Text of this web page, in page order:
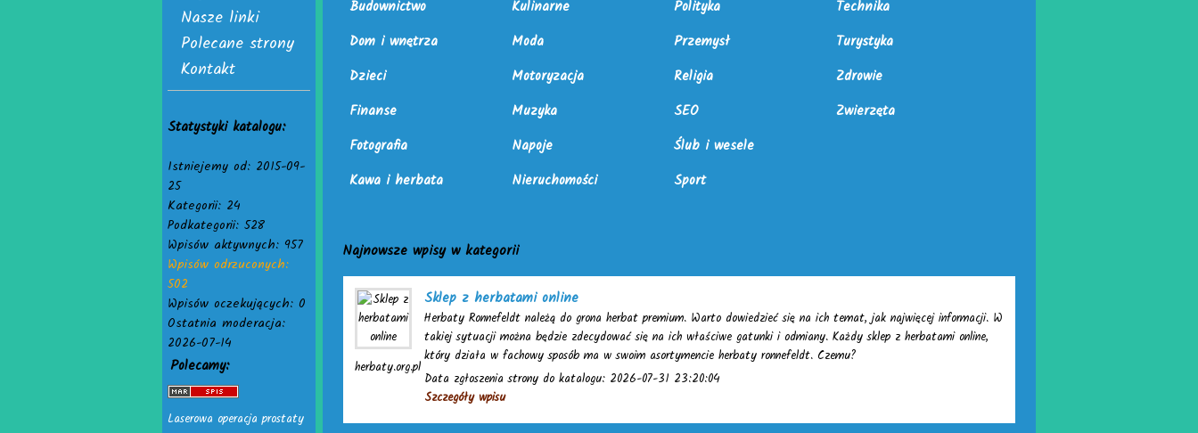
Nasze linki
Polecane strony
Kontakt
Statystyki katalogu:
Istniejemy od: 2015-09-
25
Kategorii: 24
Podkategorii: 528
Wpisów aktywnych: 957
Wpisów odrzuconych:
502
Wpisów oczekujących: 0
Ostatnia moderacja:
2026-07-14
Polecamy:
Laserowa operacja prostaty
Budownictwo
Dom i wnętrza
Dzieci
Finanse
Fotografia
Kawa i herbata
Kulinarne
Moda
Motoryzacja
Muzyka
Napoje
Nieruchomości
Polityka
Przemysł
Religia
SEO
Ślub i wesele
Sport
Technika
Turystyka
Zdrowie
Zwierzęta
Najnowsze wpisy w kategorii
herbaty.org.pl
Sklep z herbatami online
Herbaty Ronnefeldt należą do grona herbat premium. Warto dowiedzieć się na ich temat, jak najwięcej informacji. W
takiej sytuacji można będzie zdecydować się na ich właściwe gatunki i odmiany. Każdy sklep z herbatami online,
który działa w fachowy sposób ma w swoim asortymencie herbaty ronnefeldt. Czemu?
Data zgłoszenia strony do katalogu: 2026-07-31 23:20:04
Szczegóły wpisu